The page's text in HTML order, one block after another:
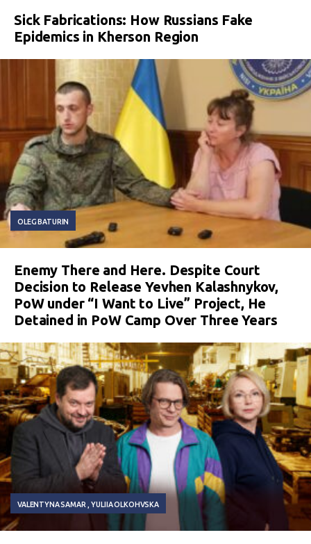
Sick Fabrications: How Russians Fake
Epidemics in Kherson Region
OLEG BATURIN
Enemy There and Here. Despite Court
Decision to Release Yevhen Kalashnykov,
PoW under “I Want to Live” Project, He
Detained in PoW Camp Over Three Years
VALENTYNA SAMAR YULIIA OLKOHVSKA